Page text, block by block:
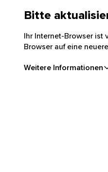
Bitte
Ihr Internet-Browser ist
Browser auf eine
Weitere Informationen